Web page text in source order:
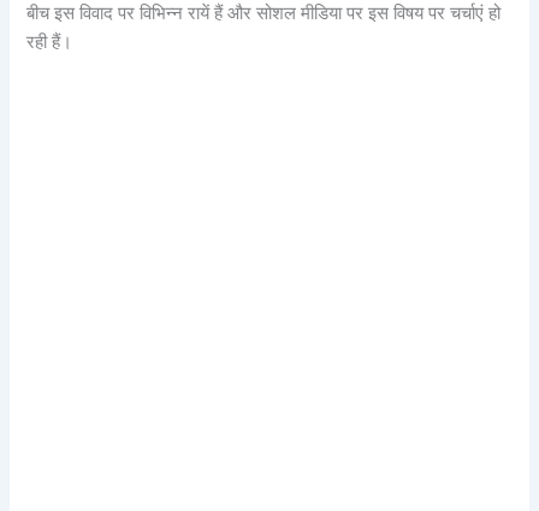
बीच इस विवाद पर विभिन्न रायें हैं और सोशल मीडिया पर इस विषय पर चर्चाएं हो
रही हैं।